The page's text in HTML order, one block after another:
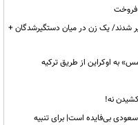
فروخت
شدند/ یک زن در میان دستگیرشدگان +
به اوکراین از طریق ترکیه
نه!
بی‌فایده است| برای تنبیه